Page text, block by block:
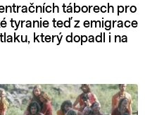
táborech pro
tyranie teď z emigrace
který dopadl i na